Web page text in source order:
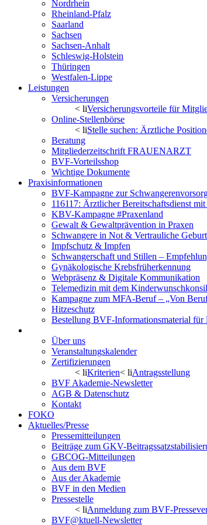
Nordrhein
Rheinland-Pfalz
Saarland
Sachsen
Sachsen-Anhalt
Schleswig-Holstein
Thüringen
Westfalen-Lippe
Leistungen
Versicherungen
< liVersicherungsvorteile für
Online-Stellenbörse
< liStelle suchen: Ärztliche
Beratung
Mitgliederzeitschrift FRAUENARZT
BVF-Vorteilsshop
Wichtige Dokumente
Praxisinformationen
BVF-Kampagne zur
116117: Ärztlicher Bereitschaftsdienst
KBV-Kampagne #Praxenland
Gewalt & Gewaltprävention in Praxen
Schwangere in Not & Vertrauliche Geburt
Impfschutz & Impfen
Schwangerschaft und Stillen –
Gynäkologische Krebsfrüherkennung
Webpräsenz & Digitale Kommunikation
Telemedizin mit dem Kinderwunschkonsil
Kampagne zum MFA-Beruf – „Von
Hitzeschutz
Bestellung BVF-Informationsmaterial für
Über uns
Veranstaltungskalender
Zertifizierungen
< liKriterien< liAntragsstellung
BVF Akademie-Newsletter
AGB & Datenschutz
Kontakt
FOKO
Aktuelles/Presse
Pressemitteilungen
Beiträge zum GKV-
GBCOG-Mitteilungen
Aus dem BVF
Aus der Akademie
BVF in den Medien
Pressestelle
< liAnmeldung zum BVF-
BVF@ktuell-Newsletter